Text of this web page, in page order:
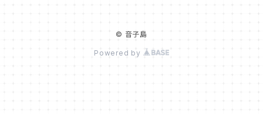
© 音子島
Powered by